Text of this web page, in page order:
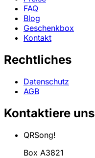
FAQ
Blog
Geschenkbox
Kontakt
Rechtliches
Datenschutz
AGB
Kontaktiere uns
QRSong!
Box A3821